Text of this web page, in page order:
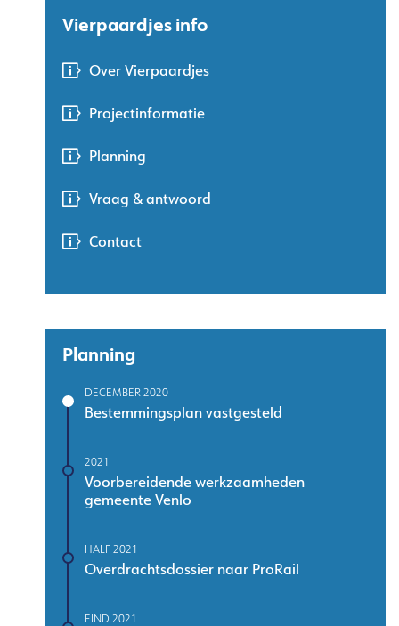
Vierpaardjes info
Over Vierpaardjes
Projectinformatie
Planning
Vraag & antwoord
Contact
Planning
DECEMBER 2020
Bestemmingsplan vastgesteld
2021
Voorbereidende werkzaamheden
gemeente Venlo
HALF 2021
Overdrachtsdossier naar ProRail
EIND 2021